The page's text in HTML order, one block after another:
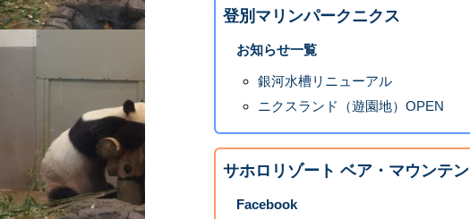
登別マリンパークニクス
お知らせ一覧
銀河水槽リニューアル
ニクスランド（遊園地）OPEN
サホロリゾート ベア・マウンテン
Facebook